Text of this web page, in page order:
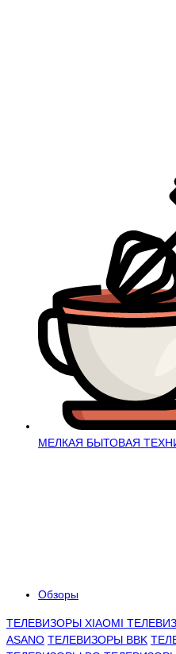
МЕЛКАЯ БЫТОВАЯ
Обзоры
ТЕЛЕВИЗОРЫ XIAOMI
ASANO ТЕЛЕВИЗОРЫ BBK